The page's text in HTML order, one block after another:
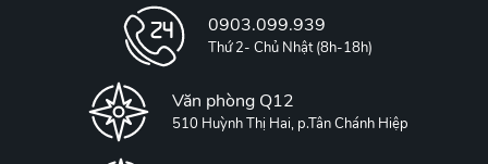
0903.099.939
Thứ 2- Chủ Nhật (8h-18h)
Văn phòng Q12
510 Huỳnh Thị Hai, p.Tân Chánh Hiệp